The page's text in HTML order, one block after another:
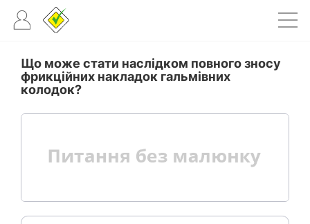
Що може стати наслідком повного зносу
фрикційних накладок гальмівних
колодок?